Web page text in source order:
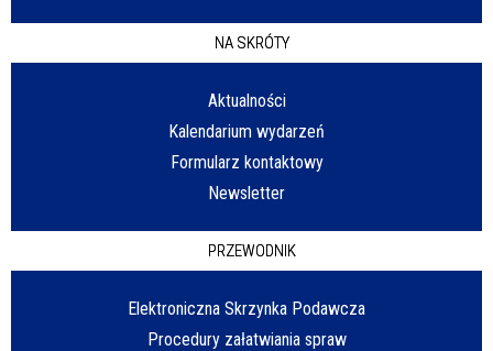
NA SKRÓTY
Aktualności
Kalendarium wydarzeń
Formularz kontaktowy
Newsletter
PRZEWODNIK
Elektroniczna Skrzynka Podawcza
Procedury załatwiania spraw